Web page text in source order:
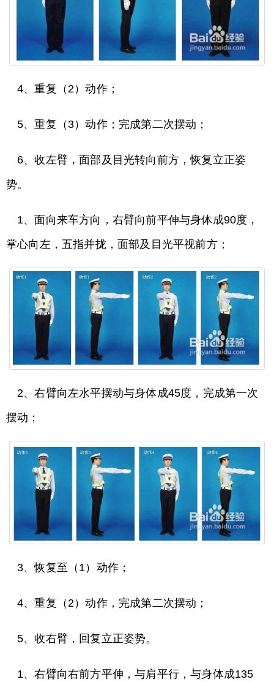
4、重复（2）动作；
5、重复（3）动作；完成第二次摆动；
6、收左臂，面部及目光转向前方，恢复立正姿
势。
1、面向来车方向，右臂向前平伸与身体成90度，
掌心向左，五指并拢，面部及目光平视前方；
2、右臂向左水平摆动与身体成45度，完成第一次
摆动；
3、恢复至（1）动作；
4、重复（2）动作，完成第二次摆动；
5、收右臂，回复立正姿势。
1、右臂向右前方平伸，与肩平行，与身体成135